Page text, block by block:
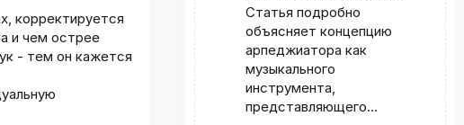
корректируется
и чем острее
- тем он кажется
Статья подробно
объясняет концепцию
арпеджиатора как
музыкального
инструмента,
представляющего...